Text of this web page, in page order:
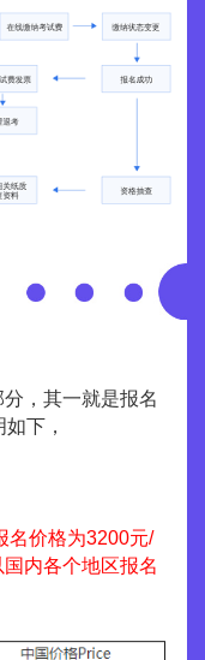
，其一就是报名
下，
名价格为3200元/
内各个地区报名